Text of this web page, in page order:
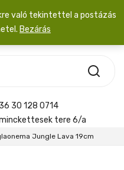
30 128 0714
tere 6/a
Jungle Lava 19cm
való tekintettel a postázás
Bezárás